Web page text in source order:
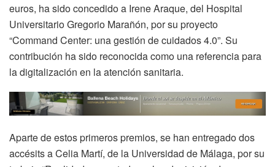
euros, ha sido concedido a Irene Araque, del Hospital
Universitario Gregorio Marañón, por su proyecto
“Command Center: una gestión de cuidados 4.0”. Su
contribución ha sido reconocida como una referencia para
la digitalización en la atención sanitaria.
Aparte de estos primeros premios, se han entregado dos
accésits a Celia Martí, de la Universidad de Málaga, por su